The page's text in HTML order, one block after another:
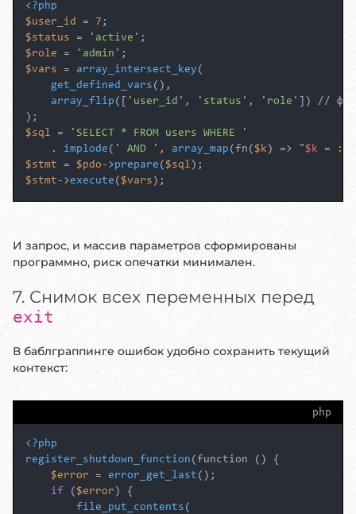
<?php
$user_id = 7
$status = 'active'
$role = 'admin'
$vars = array_intersect_key (
get_defined_vars (),
array_flip ([ 'user_id' , 'status' , 'role'
]) //
$sql =
'SELECT * FROM users WHERE '
    .
implode ( ' AND ' , array_map (fn( $k ) => "$k = :
$stmt = $pdo->prepare ( $sql
$stmt->execute ( $vars );
И запрос, и массив параметров сформированы
программно, риск опечатки минимален.
7. Снимок всех переменных перед
exit
В баблграппинге ошибок удобно сохранить текущий
контекст:
php
<?php
register_shutdown_function (function () {
$error = error_get_last ();
if ( $error ) {
file_put_contents (